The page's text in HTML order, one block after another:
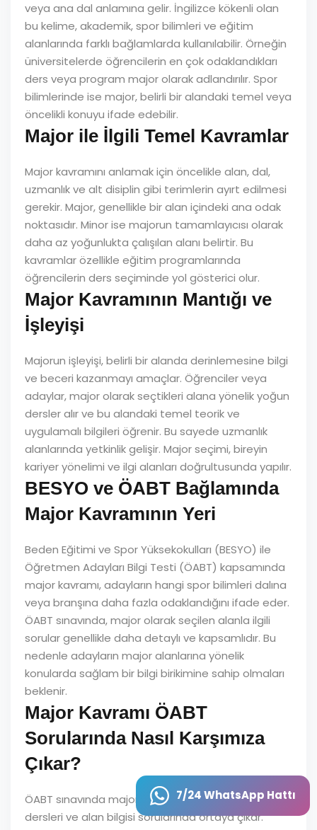
7/24 WhatsApp Hattı
veya ana dal anlamına gelir. İngilizce kökenli olan
bu kelime, akademik, spor bilimleri ve eğitim
alanlarında farklı bağlamlarda kullanılabilir. Örneğin
üniversitelerde öğrencilerin en çok odaklandıkları
ders veya program major olarak adlandırılır. Spor
bilimlerinde ise major, belirli bir alandaki temel veya
öncelikli konuyu ifade edebilir.
Major ile İlgili Temel Kavramlar
Major kavramını anlamak için öncelikle alan, dal,
uzmanlık ve alt disiplin gibi terimlerin ayırt edilmesi
gerekir. Major, genellikle bir alan içindeki ana odak
noktasıdır. Minor ise majorun tamamlayıcısı olarak
daha az yoğunlukta çalışılan alanı belirtir. Bu
kavramlar özellikle eğitim programlarında
öğrencilerin ders seçiminde yol gösterici olur.
Major Kavramının Mantığı ve
İşleyişi
Majorun işleyişi, belirli bir alanda derinlemesine bilgi
ve beceri kazanmayı amaçlar. Öğrenciler veya
adaylar, major olarak seçtikleri alana yönelik yoğun
dersler alır ve bu alandaki temel teorik ve
uygulamalı bilgileri öğrenir. Bu sayede uzmanlık
alanlarında yetkinlik gelişir. Major seçimi, bireyin
kariyer yönelimi ve ilgi alanları doğrultusunda yapılır.
BESYO ve ÖABT Bağlamında
Major Kavramının Yeri
Beden Eğitimi ve Spor Yüksekokulları (BESYO) ile
Öğretmen Adayları Bilgi Testi (ÖABT) kapsamında
major kavramı, adayların hangi spor bilimleri dalına
veya branşına daha fazla odaklandığını ifade eder.
ÖABT sınavında, major olarak seçilen alanla ilgili
sorular genellikle daha detaylı ve kapsamlıdır. Bu
nedenle adayların major alanlarına yönelik
konularda sağlam bir bilgi birikimine sahip olmaları
beklenir.
Major Kavramı ÖABT
Sorularında Nasıl Karşımıza
Çıkar?
ÖABT sınavında major kavramı, genellikle branş
dersleri ve alan bilgisi sorularında ortaya çıkar.